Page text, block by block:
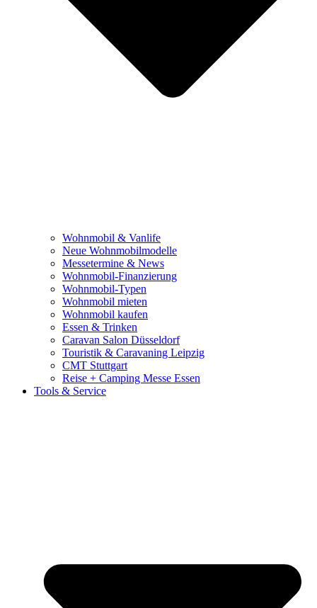
Wohnmobil & Vanlife
Neue Wohnmobilmodelle
Messetermine & News
Wohnmobil-Finanzierung
Wohnmobil-Typen
Wohnmobil mieten
Wohnmobil kaufen
Essen & Trinken
Caravan Salon Düsseldorf
Touristik & Caravaning Leipzig
CMT Stuttgart
Reise + Camping Messe Essen
Tools & Service